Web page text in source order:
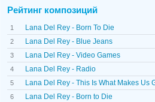
Рейтинг композиций
1 Lana Del Rey - Born To Die
2
Lana Del Rey - Blue Jeans
3
Lana Del Rey - Video Games
4
Lana Del Rey - Radio
5
Lana Del Rey - This Is What Makes Us
6
Lana Del Rey - Born to Die